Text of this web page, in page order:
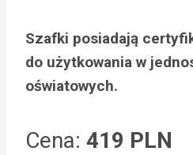
Szafki posiadają
do użytkowania w
oświatowych.
Cena: 419 PLN